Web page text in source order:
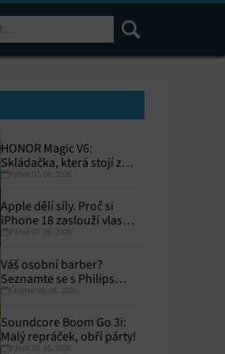
HONOR Magic V6:
Skládačka, která stojí za
toPátek 07. 08. 2026
Apple dělí síly. Proč si
iPhone 18 zaslouží vlastní
termín?
Pátek 07. 08. 2026
Váš osobní barber?
Seznamte se s Philips
i9000 Prestige Ultra
Čtvrtek 06. 08. 2026
Soundcore Boom Go 3i:
Malý repráček, obří párty!
Pátek 29. 05. 2026